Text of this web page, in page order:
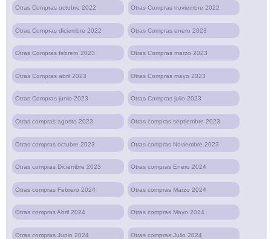
Otras Compras octubre 2022 Otras Compras noviembre 2022
Otras Compras diciembre 2022 Otras Compras enero 2023
Otras Compras febrero 2023 Otras Compras marzo 2023
Otras Compras abril 2023 Otras Compras mayo 2023
Otras Compras junio 2023 Otras Compras julio 2023
Otras compras agosto 2023 Otras compras septiembre 2023
Otras compras octubre 2023 Otras compras Noviembre 2023
Otras compras Diciembre 2023 Otras compras Enero 2024
Otras compras Febrero 2024 Otras compras Marzo 2024
Otras compras Abril 2024 Otras compras Mayo 2024
Otras compras Junio 2024 Otras compras Julio 2024